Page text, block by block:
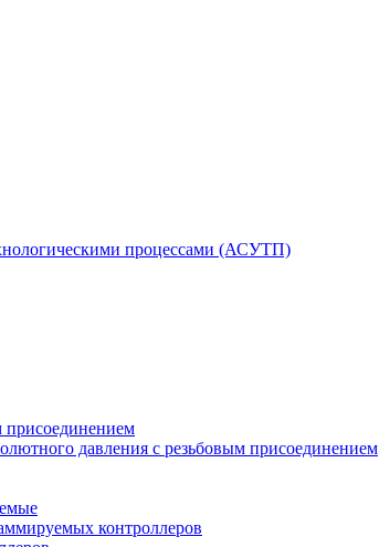
процессами (АСУТП)
присоединением
давления с резьбовым присоединением
контроллеров